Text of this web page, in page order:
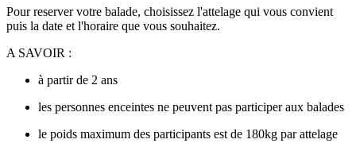
Pour reserver votre balade, choisissez l'attelage qui vous convient
puis la date et l'horaire que vous souhaitez.
A SAVOIR :
à partir de 2 ans
les personnes enceintes ne peuvent pas participer aux balades
le poids maximum des participants est de 180kg par attelage